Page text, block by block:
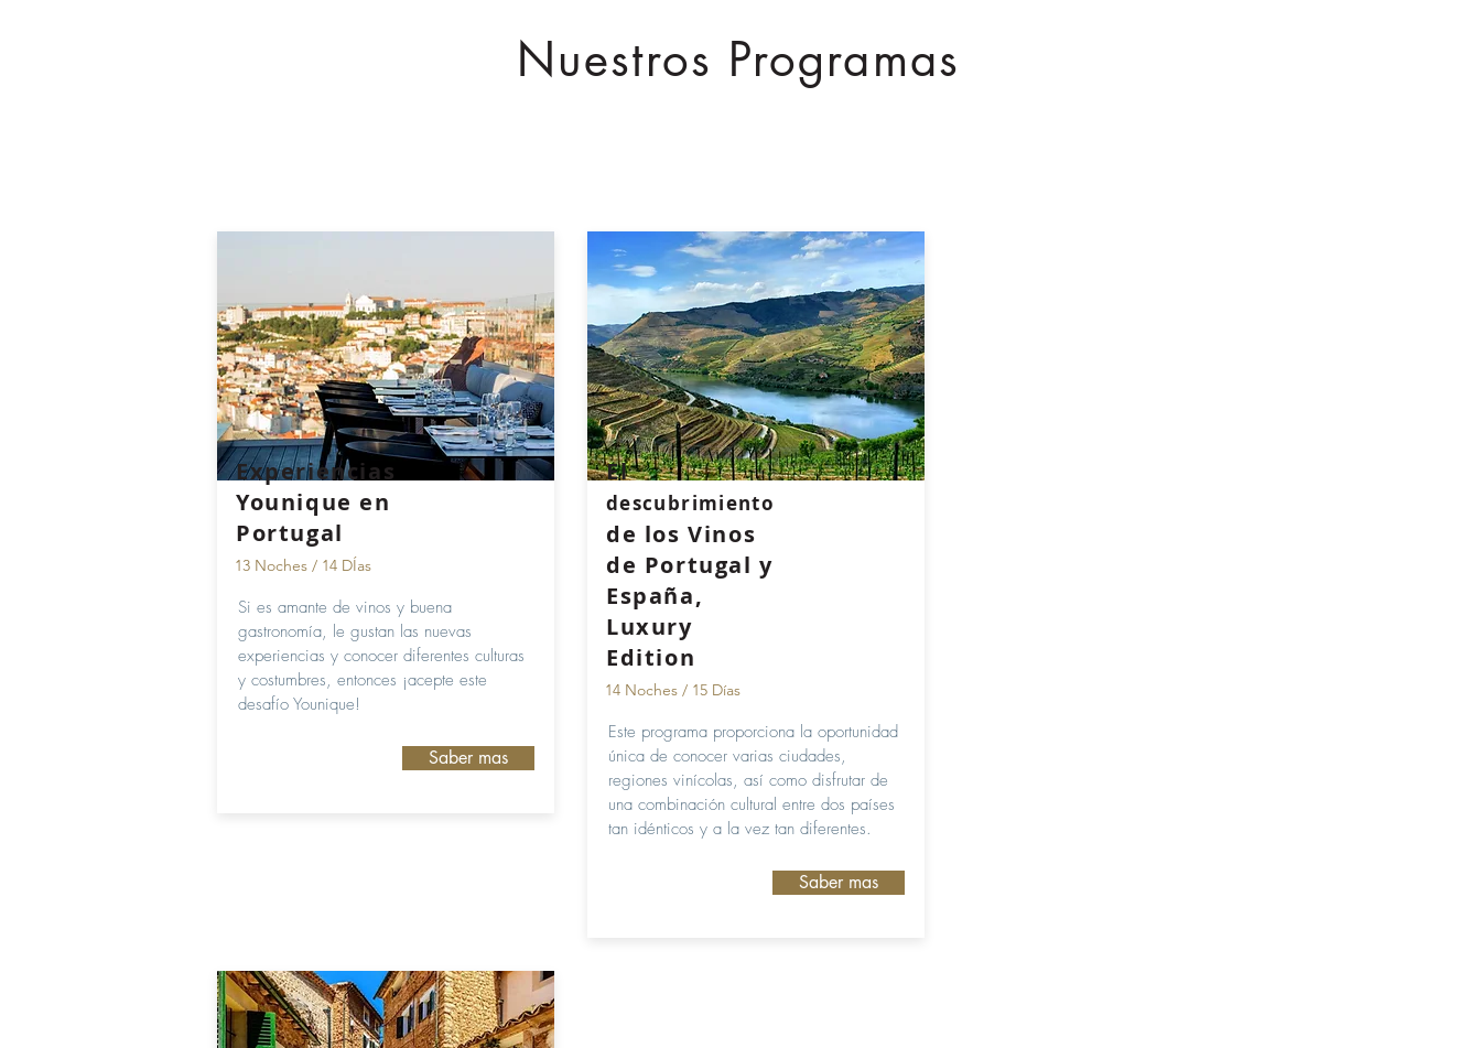
Nuestros Programas
Experiencias
Younique en
Portugal
13 Noches / 14 DÍas
Si es amante de vinos y buena
gastronomía, le gustan las nuevas
experiencias y conocer diferentes culturas
y costumbres, entonces ¡acepte este
desafío Younique!
Saber mas
El
descubrimiento
de los Vinos
de Portugal y
España,
Luxury
Edition
14 Noches / 15 Días
Este programa proporciona la oportunidad
única de conocer varias ciudades,
regiones vinícolas, así como disfrutar de
una combinación cultural entre dos países
tan idénticos y a la vez tan diferentes.
Saber mas